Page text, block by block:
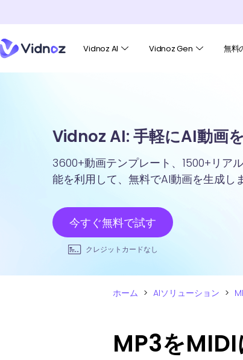
Vidnoz AI Vidnoz Gen 無料
Vidnoz AI: 手軽にAI動画
3600+動画テンプレート、1500+リア
能を利用して、無料でAI動画を生成し
今すぐ無料で試す
クレジットカードなし
ホーム > AIソリューション >
MP3を